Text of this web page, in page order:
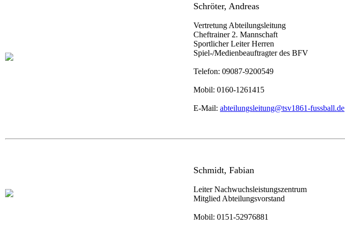
Schröter, Andreas
Vertretung Abteilungsleitung
Cheftrainer 2. Mannschaft
Sportlicher Leiter Herren
Spiel-/Medienbeauftragter des BFV
Telefon: 09087-9200549
Mobil: 0160-1261415
E-Mail: abteilungsleitung@tsv1861-fussball.de
Schmidt, Fabian
Leiter Nachwuchsleistungszentrum
Mitglied Abteilungsvorstand
Mobil: 0151-52976881